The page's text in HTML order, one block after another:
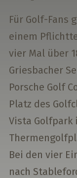
Für Golf-Fans
einem
vier Mal über
Griesbacher
Porsche Golf
Platz des
Vista Golfpark
Bei den vier
nach